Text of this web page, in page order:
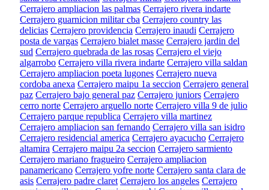
Cerrajero ampliacion las palmas Cerrajero rivera indarte
Cerrajero guarnicion militar cba Cerrajero country las
delicias Cerrajero providencia Cerrajero inaudi Cerrajero
posta de vargas Cerrajero bialet masse Cerrajero jardin del
sud Cerrajero quebrada de las rosas Cerrajero el viejo
algarrobo Cerrajero villa rivera indarte Cerrajero villa saldan
Cerrajero ampliacion poeta lugones Cerrajero nueva
cordoba anexa Cerrajero maipu 1a seccion Cerrajero general
paz Cerrajero bajo general paz Cerrajero juniors Cerrajero
cerro norte Cerrajero arguello norte Cerrajero villa 9 de julio
Cerrajero parque republica Cerrajero villa martinez
Cerrajero ampliacion san fernando Cerrajero villa san isidro
Cerrajero residencial america Cerrajero ayacucho Cerrajero
altamira Cerrajero maipu 2a seccion Cerrajero sarmiento
Cerrajero mariano fragueiro Cerrajero ampliacion
panamericano Cerrajero yofre norte Cerrajero santa clara de
asis Cerrajero padre claret Cerrajero los angeles Cerrajero